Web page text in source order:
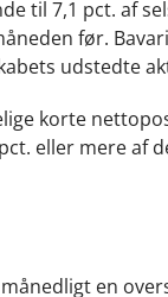
til 7,1 pct. af
før.
udstedte
korte
eller mere af
en